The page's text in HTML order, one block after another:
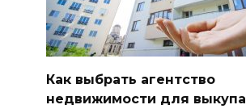
Как выбрать агентство
недвижимости для выкупа